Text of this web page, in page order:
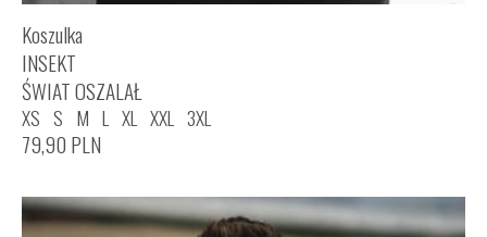
Koszulka
INSEKT
ŚWIAT OSZALAŁ
XS S M L XL XXL 3XL
79,90 PLN